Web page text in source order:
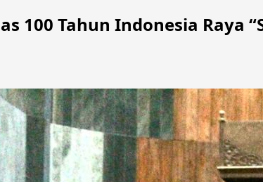
100 Tahun Indonesia Raya